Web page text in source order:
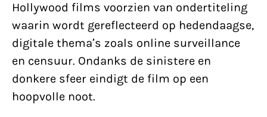
Hollywood films voorzien van ondertiteling
waarin wordt gereflecteerd op hedendaagse,
digitale thema’s zoals online surveillance
en censuur. Ondanks de sinistere en
donkere sfeer eindigt de film op een
hoopvolle noot.